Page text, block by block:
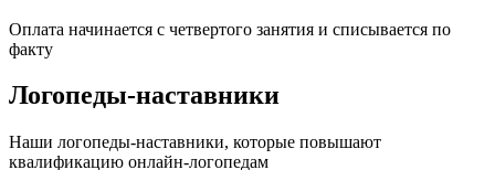
Оплата начинается с четвертого занятия и списывается по
факту
Логопеды-наставники
Наши логопеды-наставники, которые повышают
квалификацию онлайн-логопедам